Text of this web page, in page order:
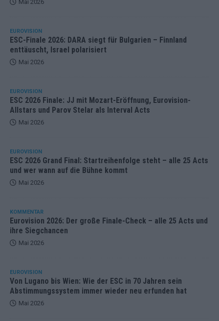
Mai 2026
EUROVISION
ESC-Finale 2026: DARA siegt für Bulgarien – Finnland
enttäuscht, Israel polarisiert
Mai 2026
EUROVISION
ESC 2026 Finale: JJ mit Mozart-Eröffnung, Eurovision-
Allstars und Parov Stelar als Interval Acts
Mai 2026
EUROVISION
ESC 2026 Grand Final: Startreihenfolge steht – alle 25 Acts
und wer wann auf die Bühne kommt
Mai 2026
KOMMENTAR
Eurovision 2026: Der große Finale-Check – alle 25 Acts und
ihre Siegchancen
Mai 2026
EUROVISION
Von Lugano bis Wien: Wie der ESC in 70 Jahren sein
Abstimmungssystem immer wieder neu erfunden hat
Mai 2026